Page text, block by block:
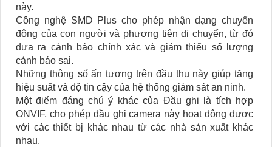
này.
Công nghệ SMD Plus cho phép nhận dạng chuyển
động của con người và phương tiện di chuyển, từ đó
đưa ra cảnh báo chính xác và giảm thiểu số lượng
cảnh báo sai.
Những thông số ấn tượng trên đầu thu này giúp tăng
hiệu suất và độ tin cậy của hệ thống giám sát an ninh.
Một điểm đáng chú ý khác của Đầu ghi là tích hợp
ONVIF, cho phép đầu ghi camera này hoạt động được
với các thiết bị khác nhau từ các nhà sản xuất khác
nhau.